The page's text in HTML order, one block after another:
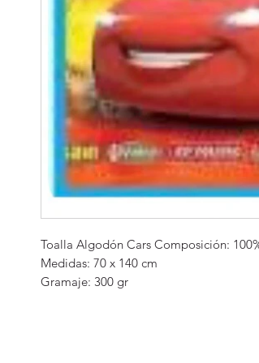
Toalla Algodón Cars Composición:
Medidas: 70 x 140 cm
Gramaje: 300 gr